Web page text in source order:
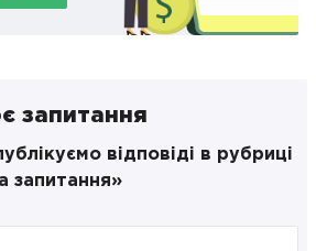
запитання
відповіді в рубриці
запитання»